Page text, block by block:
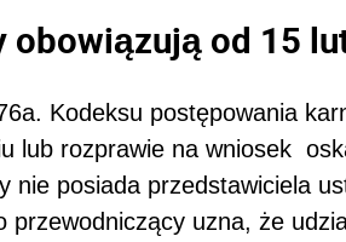
obowiązują od 15
Kodeksu postępowania
lub rozprawie na wniosek
nie posiada przedstawiciela
przewodniczący uzna, że